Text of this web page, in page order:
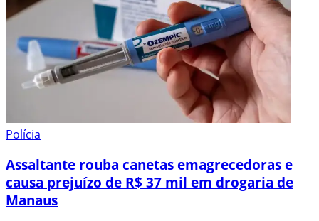
Polícia
Assaltante rouba canetas emagrecedoras e
causa prejuízo de R$ 37 mil em drogaria de
Manaus